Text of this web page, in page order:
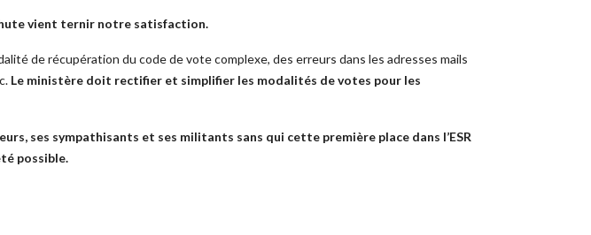
vient ternir notre satisfaction.
de récupération du code de vote complexe, des erreurs dans les adresses mails
Le ministère doit rectifier et simplifier les modalités de votes pour les
ses sympathisants et ses militants sans qui cette première place dans l’ESR
possible.